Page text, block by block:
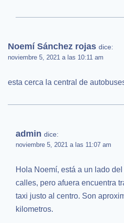
Noemí Sánchez rojas dice:
noviembre 5, 2021 a las 10:11 am
esta cerca la central de
admin dice:
noviembre 5, 2021 a las 11:07 am
Hola Noemí, está a un lado
calles, pero afuera encuentra
taxi justo al centro. Son
kilometros.